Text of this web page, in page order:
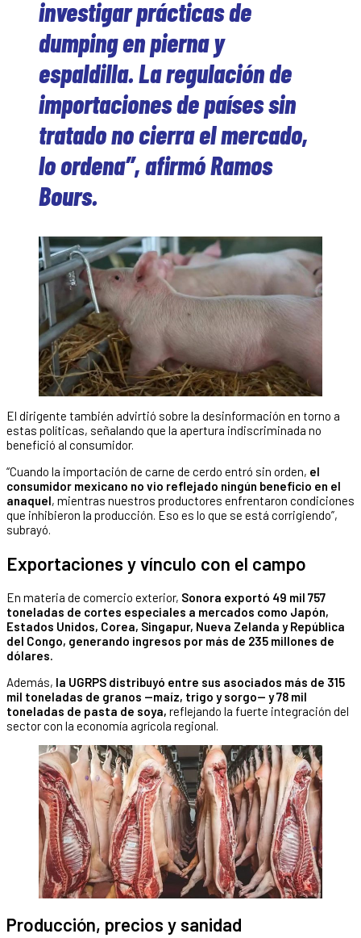
investigar prácticas de
dumping en pierna y
espaldilla. La regulación de
importaciones de países sin
tratado no cierra el mercado,
lo ordena”, afirmó Ramos
Bours.
El dirigente también advirtió sobre la desinformación en torno a
estas políticas, señalando que la apertura indiscriminada no
benefició al consumidor.
“Cuando la importación de carne de cerdo entró sin orden, el
consumidor mexicano no vio reflejado ningún beneficio en el
anaquel, mientras nuestros productores enfrentaron condiciones
que inhibieron la producción. Eso es lo que se está corrigiendo”,
subrayó.
Exportaciones y vínculo con el campo
En materia de comercio exterior, Sonora exportó 49 mil 757
toneladas de cortes especiales a mercados como Japón,
Estados Unidos, Corea, Singapur, Nueva Zelanda y República
del Congo, generando ingresos por más de 235 millones de
dólares.
Además, la UGRPS distribuyó entre sus asociados más de 315
mil toneladas de granos —maíz, trigo y sorgo— y 78 mil
toneladas de pasta de soya, reflejando la fuerte integración del
sector con la economía agrícola regional.
Producción, precios y sanidad